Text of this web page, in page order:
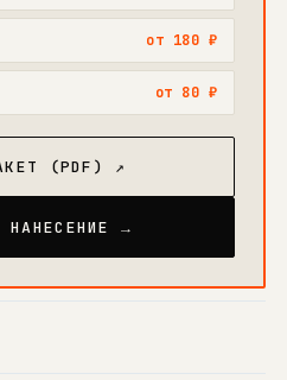
от 180 ₽
от 80 ₽
(PDF) ↗
НАНЕСЕНИЕ →